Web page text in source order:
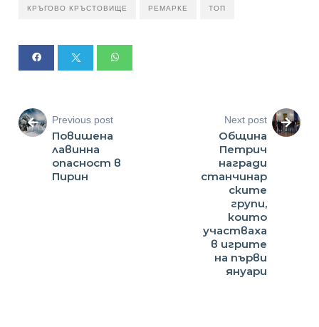
КРЪГОВО КРЪСТОВИЩЕ РЕМАРКЕ ТОП
Previous post
Повишена
лавинна
опасност в
Пирин
Next post
Община
Петрич
награди
станчинар
ските
групи,
които
участваха
в игрите
на първи
януари